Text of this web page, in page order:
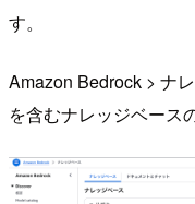
す。
Amazon Bedrock > ナ
を含むナレッジベース